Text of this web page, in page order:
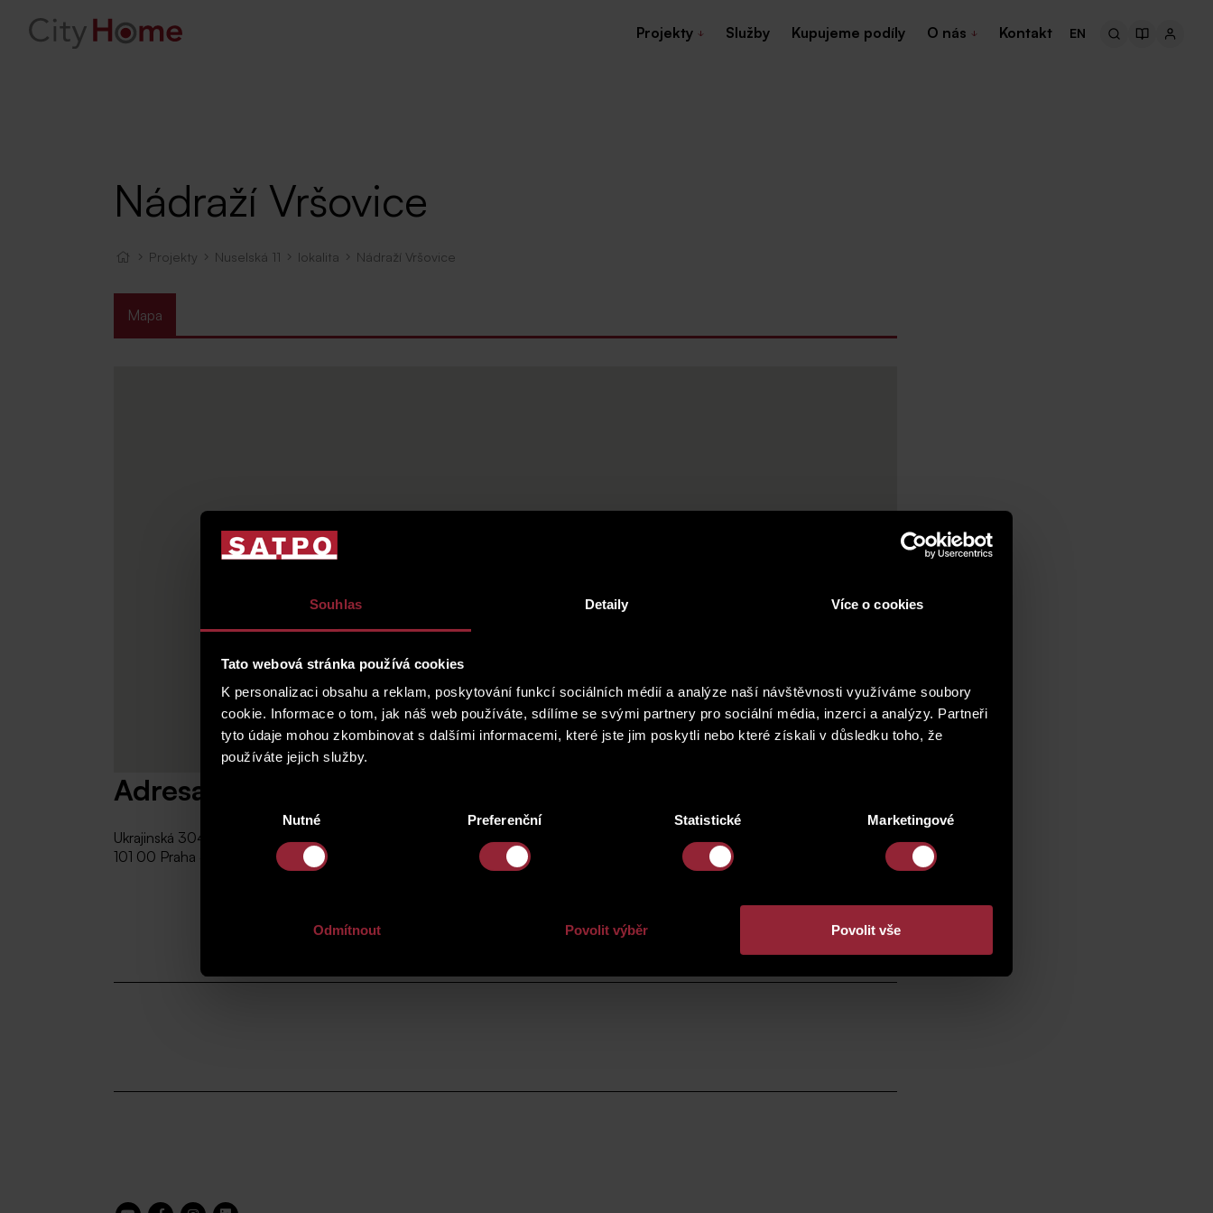
Souhlas Detaily Více o cookies
Tato webová stránka používá cookies
K personalizaci obsahu a reklam, poskytování funkcí sociálních médií a analýze naší návštěvnosti využíváme soubory
cookie. Informace o tom, jak náš web používáte, sdílíme se svými partnery pro sociální média, inzerci a analýzy. Partneři
tyto údaje mohou zkombinovat s dalšími informacemi, které jste jim poskytli nebo které získali v důsledku toho, že
používáte jejich služby.
Výběr
Nutné Preferenční Statistické Marketingové
Odmítnout Povolit výběr Povolit vše
Projekty Služby Kupujeme podíly O nás Kontakt EN
Nádraží Vršovice
Projekty Nuselská 11 lokalita Nádraží Vršovice
Mapa
Adresa
Ukrajinská 304/2b
101 00 Praha 4-Vršovice